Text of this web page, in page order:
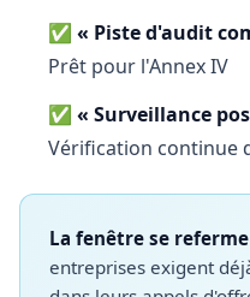
✅ « Piste d'audit
Prêt pour l'Annex IV
✅ « Surveillance
Vérification continue
La fenêtre se
entreprises exigent